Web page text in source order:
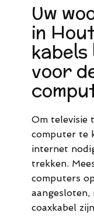
Uw
in
voor
Om televisie
computer te
internet
trekken.
computers
aangesloten,
coaxkabel